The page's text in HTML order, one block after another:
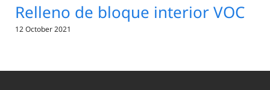
Relleno de bloque interior VOC
12 October 2021